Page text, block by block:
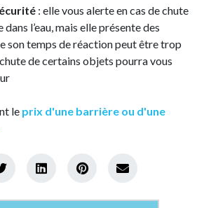
: elle vous alerte en cas de chute
dans l’eau, mais elle présente des
son temps de réaction peut être trop
de certains objets pourra vous
le prix d'une barrière ou d'une